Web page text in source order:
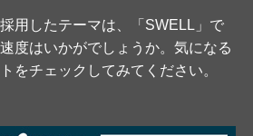
用したテーマは、「SWELL」で
度はいかがでしょうか。気になる
をチェックしてみてください。